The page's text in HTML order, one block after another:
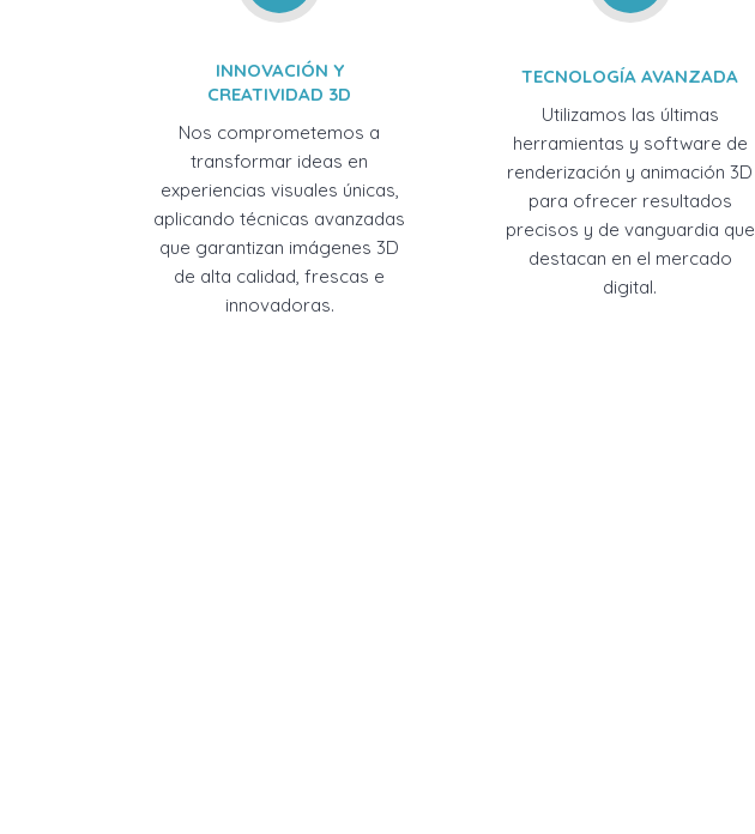
INNOVACIÓN Y
CREATIVIDAD 3D
Nos comprometemos a
transformar ideas en
experiencias visuales únicas,
aplicando técnicas avanzadas
que garantizan imágenes 3D
de alta calidad, frescas e
innovadoras.
TECNOLOGÍA AVANZADA
Utilizamos las últimas
herramientas y software de
renderización y animación 3D
para ofrecer resultados
precisos y de vanguardia que
destacan en el mercado
digital.